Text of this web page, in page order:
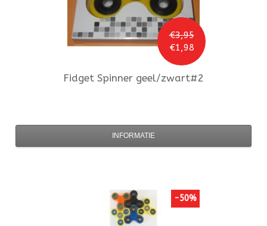
€3,95
€1,98
Fidget Spinner geel/zwart#2
INFORMATIE
-50%